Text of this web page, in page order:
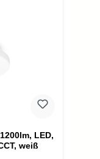
LED,
weiß